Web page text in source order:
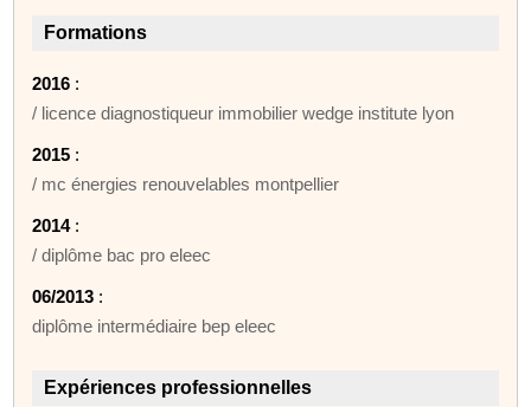
Formations
2016 :
/ licence diagnostiqueur immobilier wedge institute lyon
2015 :
/ mc énergies renouvelables montpellier
2014:
/ diplôme bac pro eleec
06/2013 :
diplôme intermédiaire bep eleec
Expériences professionnelles